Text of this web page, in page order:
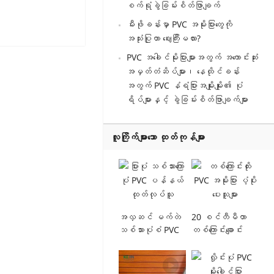
စက်ရုံခွဲခြမ်းစိတ်ဖြာချက်
မီးဖိုခန်းမှာ PVC အမိုးပြားတွေကို
အသုံးပြုတာ ဈေးကြီးမလား?
PVC အခေါင်မိုးပြားများအတွက် အကောင်းဆုံး
အမှတ်တံဆိပ်များ၊ နေထိုင်ခန်း
အတွက် PVC နံရံပြားအမျိုးမျိုး၏ ပုံ
ရိပ်များနှင့် ခွဲခြမ်းစိတ်ဖြာချက်များ
လူကြိုက်များသော ထုတ်ကုန်များ
အလှဆင် မက်တဲ
သစ်သားပုံစံ PVC
အကျယ် ၂၀ စင်
တီမီတာ၊ အထူ ၈
20 စင်တီမီတာ
တစ်ကြောင်းချောင်း
ပြား၊ 8
မီလီမီတာ၊ မက်